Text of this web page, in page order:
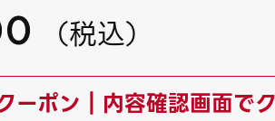
（税込）
ポン｜内容確認画面で